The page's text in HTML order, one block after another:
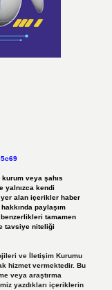
veya şahıs
yalnızca kendi
yer alan içerikler haber
paylaşım
tamamen
tavsiye niteliği
ve İletişim Kurumu
hizmet vermektedir. Bu
veya araştırma
yazdıkları içeriklerin